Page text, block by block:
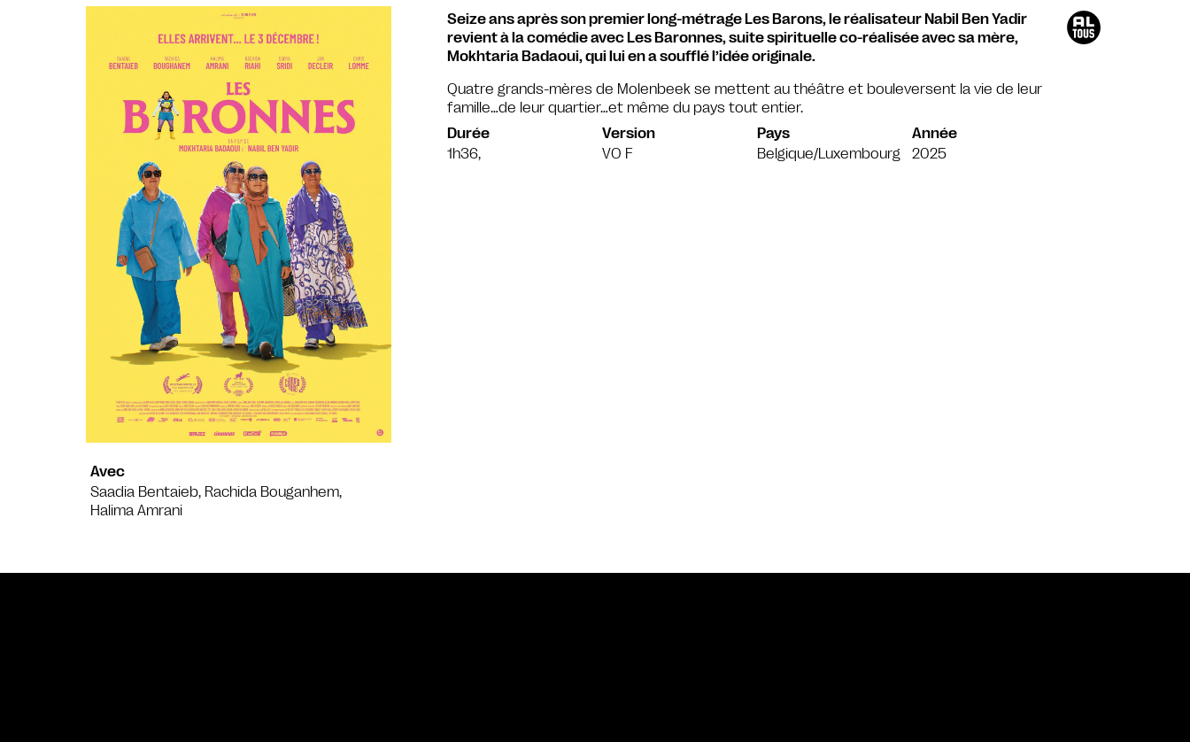
Avec
Saadia Bentaieb, Rachida Bouganhem,
Halima Amrani
Seize ans après son premier long-métrage Les Barons, le réalisateur Nabil Ben Yadir
revient à la comédie avec Les Baronnes, suite spirituelle co-réalisée avec sa mère,
Mokhtaria Badaoui, qui lui en a soufflé l’idée originale.
Quatre grands-mères de Molenbeek se mettent au théâtre et bouleversent la vie de leur
famille…de leur quartier…et même du pays tout entier.
Durée
1h36,
Version
VO F
Pays
Belgique/Luxembourg
Année
2025